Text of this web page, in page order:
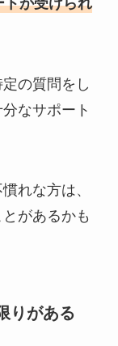
の質問をし
なサポート
れな方は、
があるかも
りがある